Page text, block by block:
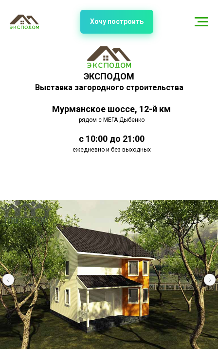
ЭКСПОДОМ
Выставка загородного строительства
Мурманское шоссе, 12-й км
рядом с МЕГА Дыбенко
с 10:00 до 21:00
ежедневно и без выходных
Хочу построить